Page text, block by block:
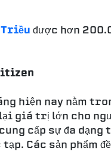
Triều được hơn
hiện nay nằm
giá trị lớn cho
cấp sự đa dạng
Các sản phẩm